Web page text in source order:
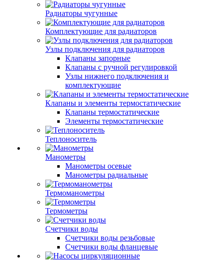
Радиаторы чугунные
Комплектующие для радиаторов
Узлы подключения для радиаторов
Клапаны запорные
Клапаны с ручной регулировкой
Узлы нижнего подключения и
комплектующие
Клапаны и элементы термостатические
Клапаны термостатические
Элементы термостатические
Теплоноситель
Манометры
Манометры осевые
Манометры радиальные
Термоманометры
Термометры
Счетчики воды
Счетчики воды резьбовые
Счетчики воды фланцевые